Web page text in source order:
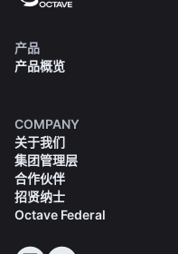
产品
产品概览
COMPANY
关于我们
集团管理层
合作伙伴
招贤纳士
Octave Federal